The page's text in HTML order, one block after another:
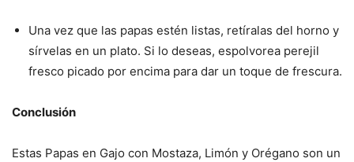
Una vez que las papas estén listas, retíralas del horno y
sírvelas en un plato. Si lo deseas, espolvorea perejil
fresco picado por encima para dar un toque de frescura.
Conclusión
Estas Papas en Gajo con Mostaza, Limón y Orégano son un